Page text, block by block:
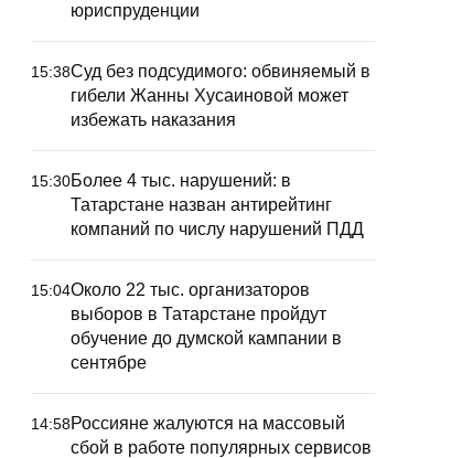
юриспруденции
15:38Суд без подсудимого: обвиняемый в
гибели Жанны Хусаиновой может
избежать наказания
15:30Более 4 тыс. нарушений: в
Татарстане назван антирейтинг
компаний по числу нарушений ПДД
15:04Около 22 тыс. организаторов
выборов в Татарстане пройдут
обучение до думской кампании в
сентябре
14:58Россияне жалуются на массовый
сбой в работе популярных сервисов